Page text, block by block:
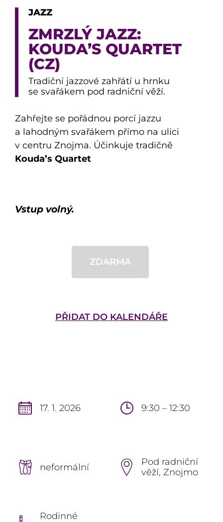
JAZZ
ZMRZLÝ JAZZ:
KOUDA’S QUARTET
(CZ)
Tradiční jazzové zahřátí u hrnku
se svařákem pod radniční věží.
Zahřejte se pořádnou porcí jazzu
a lahodným svařákem přímo na ulici
v centru Znojma. Účinkuje tradičně
Kouda’s Quartet
Vstup volný.
ZDARMA
PŘIDAT DO KALENDÁŘE
17. 1. 2026 9:30 – 12:30
neformální
Pod radniční
věží, Znojmo
Rodinné